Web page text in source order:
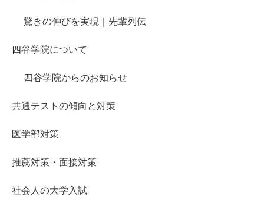
驚きの伸びを実現｜先輩列伝
四谷学院について
四谷学院からのお知らせ
共通テストの傾向と対策
医学部対策
推薦対策・面接対策
社会人の大学入試